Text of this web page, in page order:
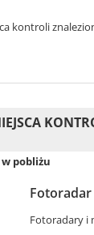
kontroli
pobliżu
Fotoradar
Fotoradary i